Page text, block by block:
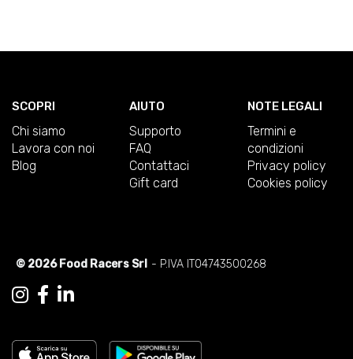
SCOPRI
Chi siamo
Lavora con noi
Blog
AIUTO
Supporto
FAQ
Contattaci
Gift card
NOTE LEGALI
Termini e
condizioni
Privacy policy
Cookies policy
© 2026 Food Racers Srl - P.IVA IT04743500268